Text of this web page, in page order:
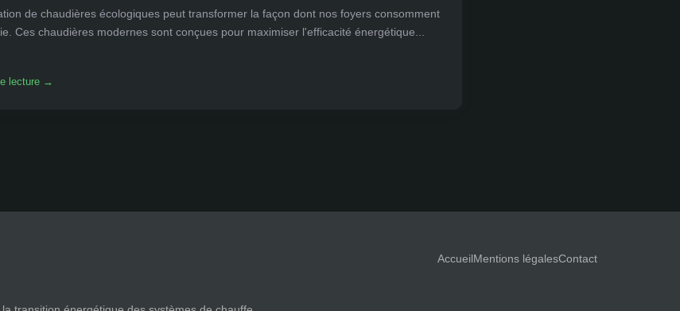
de chaudières écologiques peut transformer la façon dont nos foyers consomment
Ces chaudières modernes sont conçues pour maximiser l'efficacité énergétique...
lecture →
AccueilMentions légalesContact